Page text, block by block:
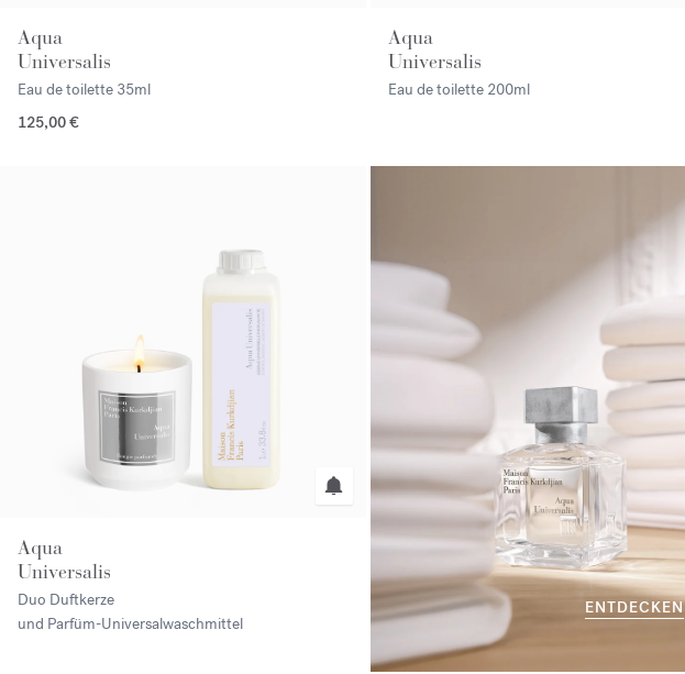
Aqua
Universalis
Eau de toilette 35ml
125,00 €
Aqua
Universalis
Eau de toilette 200ml
Aqua
Universalis
Duo Duftkerze
und Parfüm-Universalwaschmittel
ENTDECKEN